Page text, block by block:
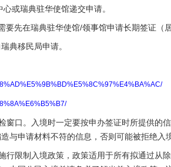
或瑞典驻华使馆递交申请。
在瑞典驻华使馆/领事馆申请长期签证（居
典移民局申请。
。入境时一定要按申办签证时所提供的信
与申请材料不符的信息，否则可能被拒绝入境
制入境政策，政策适用于所有拟通过从